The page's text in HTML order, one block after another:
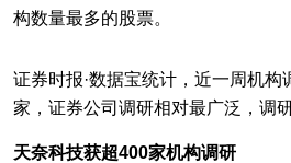
构数量最多的股票。
证券时报·数据宝统计，近一周机构
家，证券公司调研相对最广泛，调
天奈科技获超400家机构调研